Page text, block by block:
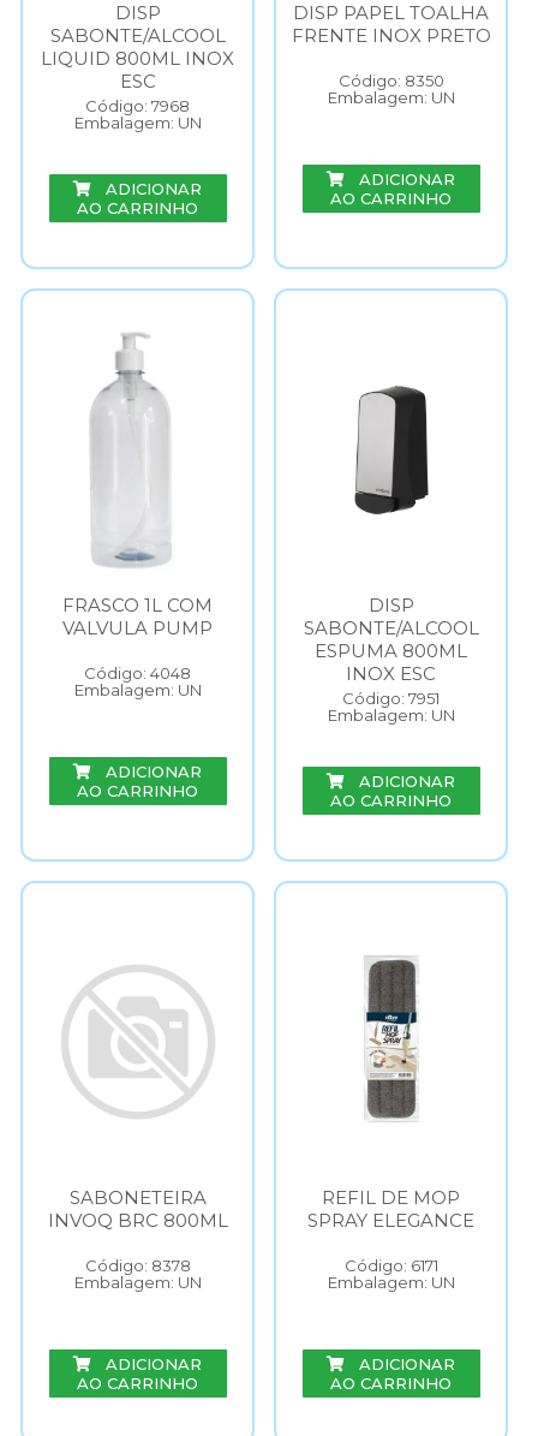
DISP
SABONTE/ALCOOL
LIQUID 800ML INOX
ESC
Código: 7968
Embalagem: UN
ADICIONAR
AO CARRINHO
DISP PAPEL TOALHA
FRENTE INOX PRETO
Código: 8350
Embalagem: UN
ADICIONAR
AO CARRINHO
FRASCO 1L COM
VALVULA PUMP
Código: 4048
Embalagem: UN
ADICIONAR
AO CARRINHO
DISP
SABONTE/ALCOOL
ESPUMA 800ML
INOX ESC
Código: 7951
Embalagem: UN
ADICIONAR
AO CARRINHO
SABONETEIRA
INVOQ BRC 800ML
Código: 8378
Embalagem: UN
ADICIONAR
AO CARRINHO
REFIL DE MOP
SPRAY ELEGANCE
Código: 6171
Embalagem: UN
ADICIONAR
AO CARRINHO